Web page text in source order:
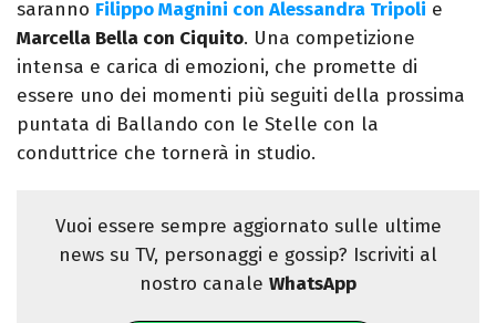
saranno Filippo Magnini con Alessandra Tripoli e
Marcella Bella con Ciquito. Una competizione
intensa e carica di emozioni, che promette di
essere uno dei momenti più seguiti della prossima
puntata di Ballando con le Stelle con la
conduttrice che tornerà in studio.
Vuoi essere sempre aggiornato sulle ultime
news su TV, personaggi e gossip? Iscriviti al
nostro canale WhatsApp